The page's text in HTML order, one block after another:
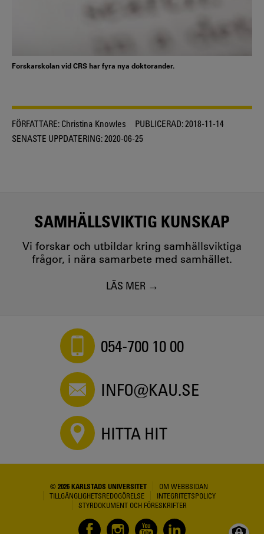
Forskarskolan vid CRS har fyra nya doktorander.
FÖRFATTARE: Christina Knowles PUBLICERAD:2018-11-14
SENASTE UPPDATERING:2020-06-25
SAMHÄLLSVIKTIG KUNSKAP
Vi forskar och utbildar kring samhällsviktiga
frågor, i nära samarbete med samhället.
LÄS MER
054-700 10 00
INFO@KAU.SE
HITTA HIT
© 2026 KARLSTADS UNIVERSITET
OM WEBBSIDAN
TILLGÄNGLIGHETSREDOGÖRELSE
INTEGRITETSPOLICY
STYRDOKUMENT OCH FÖRESKRIFTER